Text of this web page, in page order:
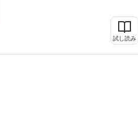
試し読み